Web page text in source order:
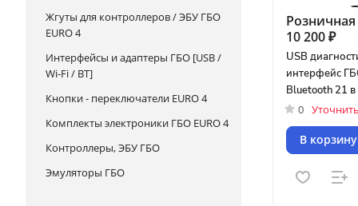
10 200 ₽
USB
интерфейс
Bluetooth 21
0
В корзину
Жгуты для контроллеров / ЭБУ ГБО
EURO 4
Интерфейсы и адаптеры ГБО [USB /
Wi-Fi / BT]
Кнопки - переключатели EURO 4
Комплекты электроники ГБО EURO 4
Контроллеры, ЭБУ ГБО
Эмуляторы ГБО